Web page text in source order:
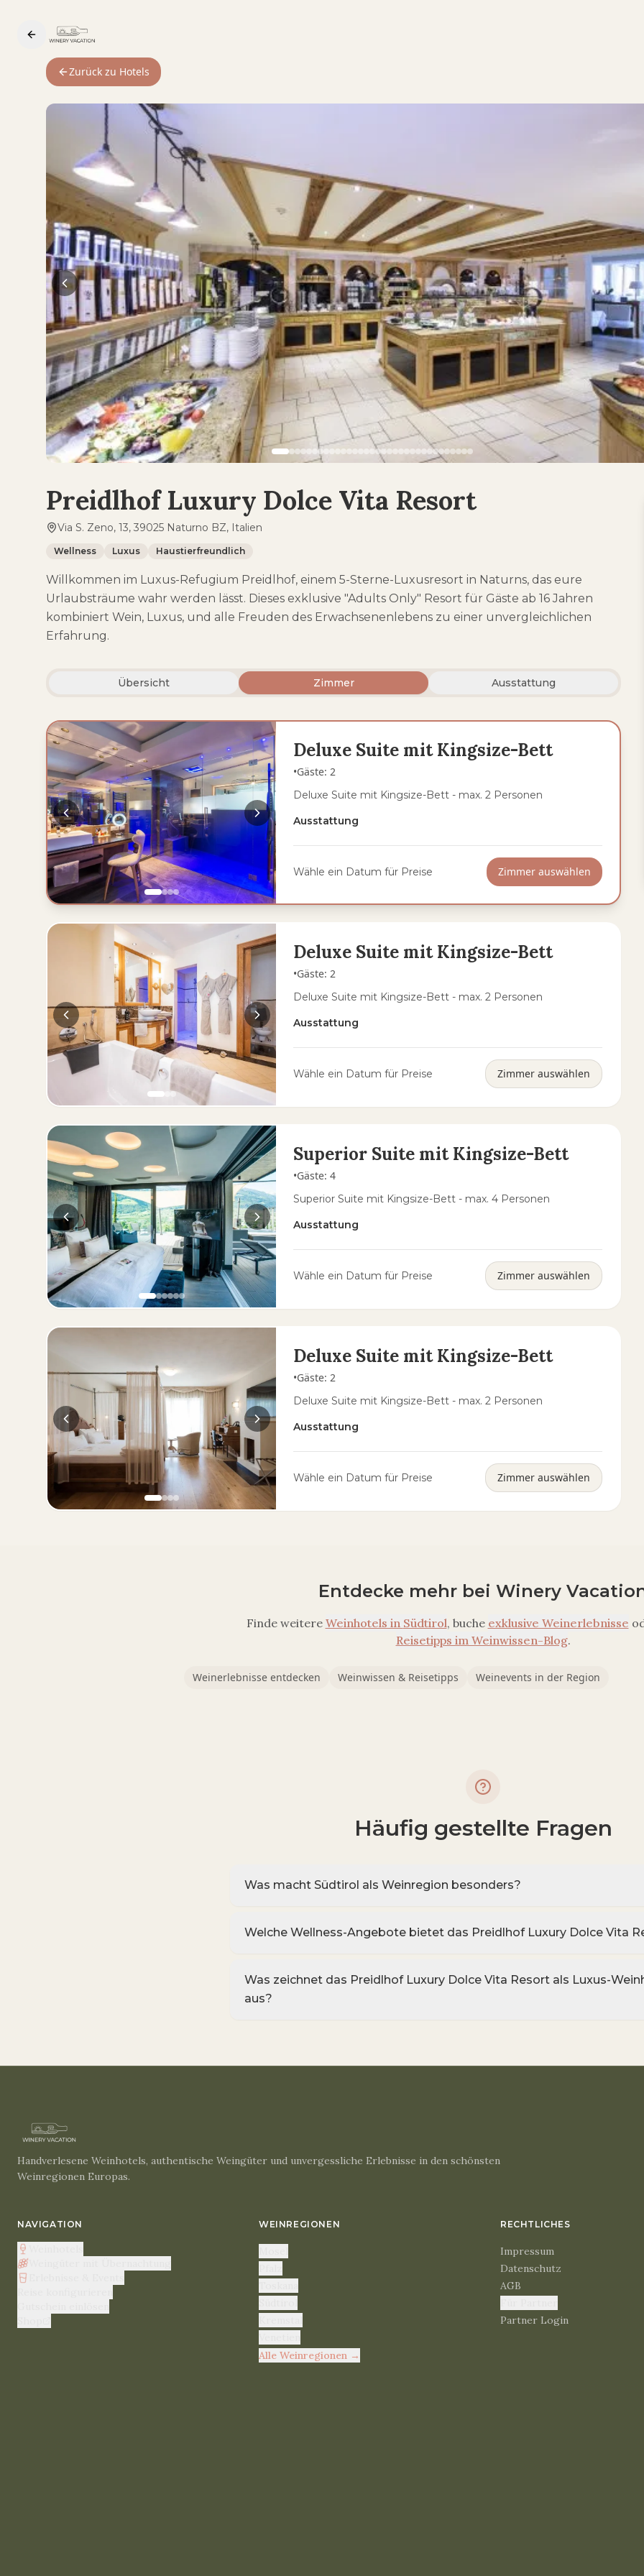
Zurück zu Hotels
Preidlhof Luxury Dolce Vita Resort
Via S. Zeno, 13, 39025 Naturno BZ, Italien
Wellness Luxus Haustierfreundlich
Willkommen im Luxus-Refugium Preidlhof, einem 5-Sterne-Luxusresort in Naturns, das eure
Urlaubsträume wahr werden lässt. Dieses exklusive "Adults Only" Resort für Gäste ab 16 Jahren
kombiniert Wein, Luxus, und alle Freuden des Erwachsenenlebens zu einer unvergleichlichen
Erfahrung.
Übersicht Zimmer Ausstattung
Deluxe Suite mit Kingsize-Bett
•Gäste:2
Deluxe Suite mit Kingsize-Bett - max. 2 Personen
Ausstattung
Wähle ein Datum für Preise Zimmer auswählen
Deluxe Suite mit Kingsize-Bett
•Gäste:2
Deluxe Suite mit Kingsize-Bett - max. 2 Personen
Ausstattung
Wähle ein Datum für Preise Zimmer auswählen
Superior Suite mit Kingsize-Bett
•Gäste:4
Superior Suite mit Kingsize-Bett - max. 4 Personen
Ausstattung
Wähle ein Datum für Preise Zimmer auswählen
Deluxe Suite mit Kingsize-Bett
•Gäste:2
Deluxe Suite mit Kingsize-Bett - max. 2 Personen
Ausstattung
Wähle ein Datum für Preise Zimmer auswählen
Entdecke mehr bei Winery
Finde weitere Weinhotels in Südtirol, buche exklusive Weinerlebnisse
Reisetipps im Weinwissen-Blog.
Weinerlebnisse entdecken Weinwissen & Reisetipps Weinevents in der Region
Häufig gestellte Fragen
Was macht Südtirol als Weinregion besonders?
Welche Wellness-Angebote bietet das Preidlhof Luxury Dolce Vita
Was zeichnet das Preidlhof Luxury Dolce Vita Resort als Luxus-
aus?
Handverlesene Weinhotels, authentische Weingüter und unvergessliche Erlebnisse in den schönsten
Weinregionen Europas.
NAVIGATION WEINREGIONEN
Alle Weinregionen →
RECHTLICHES
Impressum
Datenschutz
AGB
Partner Login